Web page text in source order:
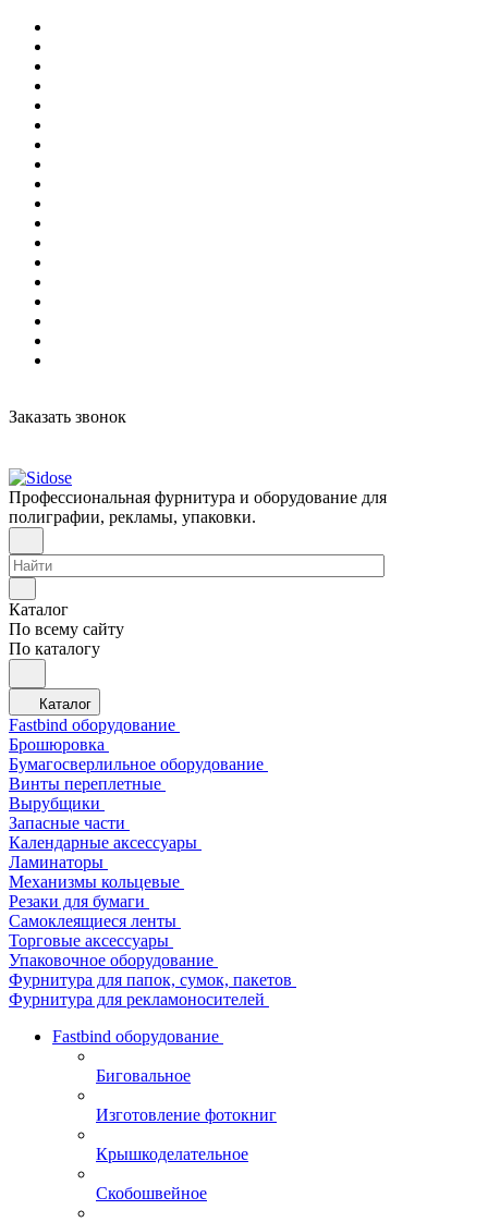
Заказать звонок
Профессиональная фурнитура и оборудование для
полиграфии, рекламы, упаковки.
Каталог
По всему сайту
По каталогу
Каталог
Fastbind оборудование
Брошюровка
Бумагосверлильное оборудование
Винты переплетные
Вырубщики
Запасные части
Календарные аксессуары
Ламинаторы
Механизмы кольцевые
Резаки для бумаги
Самоклеящиеся ленты
Торговые аксессуары
Упаковочное оборудование
Фурнитура для папок, сумок, пакетов
Фурнитура для рекламоносителей
Fastbind оборудование
Биговальное
Изготовление фотокниг
Крышкоделательное
Скобошвейное